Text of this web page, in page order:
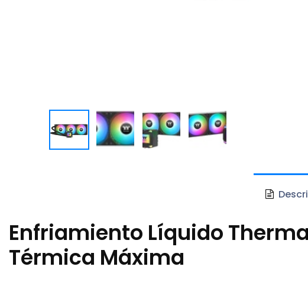
Enfriamiento Líquido
Térmica Máxima